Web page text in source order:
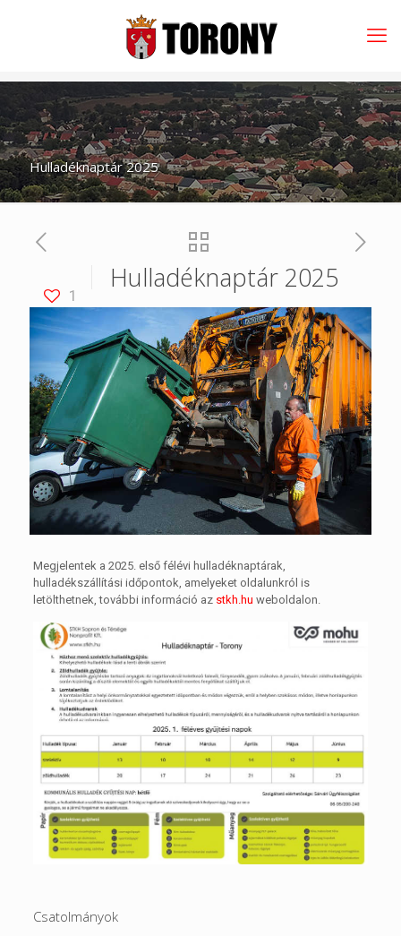
Hulladéknaptár 2025
1
Hulladéknaptár 2025
Megjelentek a 2025. első félévi hulladéknaptárak,
hulladékszállítási időpontok, amelyeket oldalunkról is
letölthetnek, további információ az stkh.hu weboldalon.
Csatolmányok